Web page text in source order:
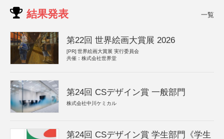
結果発表 一覧
第22回 世界絵画大賞展 2026
[PR] 世界絵画大賞展 実行委員会
共催：株式会社世界堂
第24回 CSデザイン賞 一般部門
株式会社中川ケミカル
第24回 CSデザイン賞 学生部門《学生